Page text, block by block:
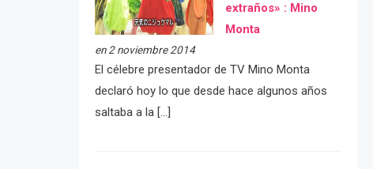
extraños» : Mino
Monta
en 2 noviembre 2014
El célebre presentador de TV Mino Monta
declaró hoy lo que desde hace algunos años
saltaba a la […]